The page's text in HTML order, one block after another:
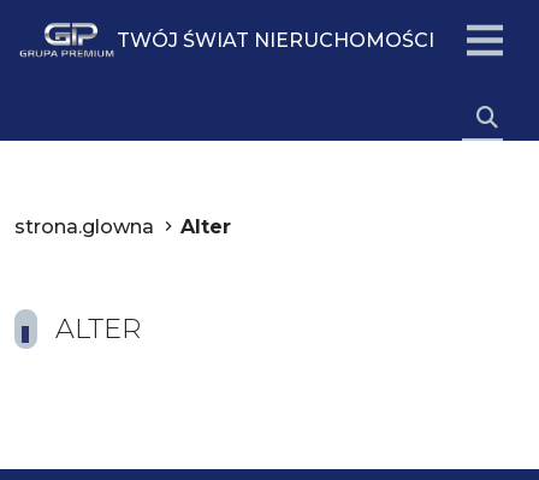
TWÓJ ŚWIAT NIERUCHOMOŚCI
strona.glowna Alter
ALTER